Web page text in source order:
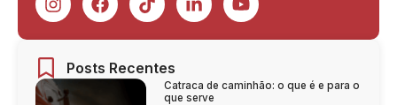
Posts Recentes
Catraca de caminhão: o que é e para o
que serve